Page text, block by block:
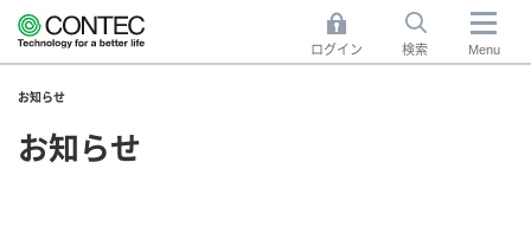
ログイン 検索 Menu
お知らせ
お知らせ